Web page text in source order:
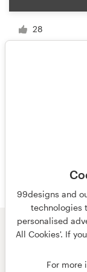
99designs and
technologies
personalised
All Cookies'. If
For more
28